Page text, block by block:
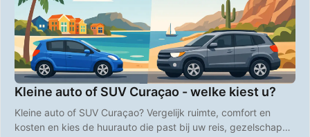
Kleine auto of SUV Curaçao - welke kiest u?
Kleine auto of SUV Curaçao? Vergelijk ruimte, comfort en
kosten en kies de huurauto die past bij uw reis, gezelschap